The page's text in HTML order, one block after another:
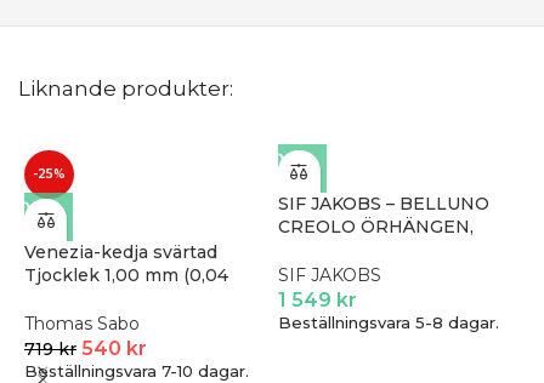
Liknande produkter:
-25%
Venezia-kedja svärtad
Tjocklek 1,00 mm (0,04
Thomas Sabo
719kr 540 kr
Beställningsvara 7-10 dagar.
SIF JAKOBS – BELLUNO
CREOLO ÖRHÄNGEN,
SIF JAKOBS
1 549 kr
Beställningsvara 5-8 dagar.